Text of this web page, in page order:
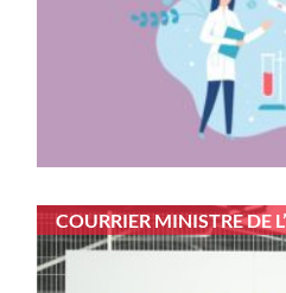
COURRIER MINISTRE DE